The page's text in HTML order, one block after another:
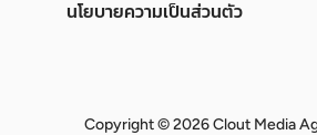
นโยบายความเป็นส่วนตัว
Copyright © 2026 Clout Media